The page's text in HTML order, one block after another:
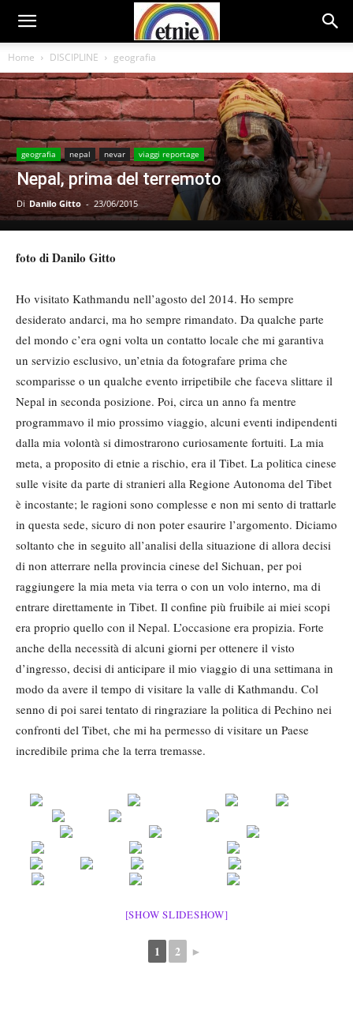
Home DISCIPLINE geografia
geografia nepal nevar viaggi reportage
Nepal, prima del terremoto
Di Danilo Gitto - 23/06/2015
foto di Danilo Gitto
Ho visitato Kathmandu nell’agosto del 2014. Ho sempre
desiderato andarci, ma ho sempre rimandato. Da qualche parte
del mondo c’era ogni volta un contatto locale che mi garantiva
un servizio esclusivo, un’etnia da fotografare prima che
scomparisse o un qualche evento irripetibile che faceva slittare il
Nepal in seconda posizione. Poi, circa un anno fa mentre
programmavo il mio prossimo viaggio, alcuni eventi indipendenti
dalla mia volontà si dimostrarono curiosamente fortuiti. La mia
meta, a proposito di etnie a rischio, era il Tibet. La politica cinese
sulle visite da parte di stranieri alla Regione Autonoma del Tibet
è incostante; le ragioni sono complesse e non mi sento di trattarle
in questa sede, sicuro di non poter esaurire l’argomento. Diciamo
soltanto che in seguito all’analisi della situazione di allora decisi
di non atterrare nella provincia cinese del Sichuan, per poi
raggiungere la mia meta via terra o con un volo interno, ma di
entrare direttamente in Tibet. Il confine più fruibile ai miei scopi
era proprio quello con il Nepal. L’occasione era propizia. Forte
anche della necessità di alcuni giorni per ottenere il visto
d’ingresso, decisi di anticipare il mio viaggio di una settimana in
modo da avere il tempo di visitare la valle di Kathmandu. Col
senno di poi sarei tentato di ringraziare la politica di Pechino nei
confronti del Tibet, che mi ha permesso di visitare un Paese
incredibile prima che la terra tremasse.
[SHOW SLIDESHOW]
1 2 ►